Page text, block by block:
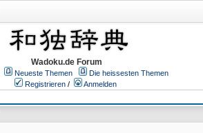
Wadoku.de Forum
Neueste Themen
Die heissesten Themen
Registrieren /
Anmelden